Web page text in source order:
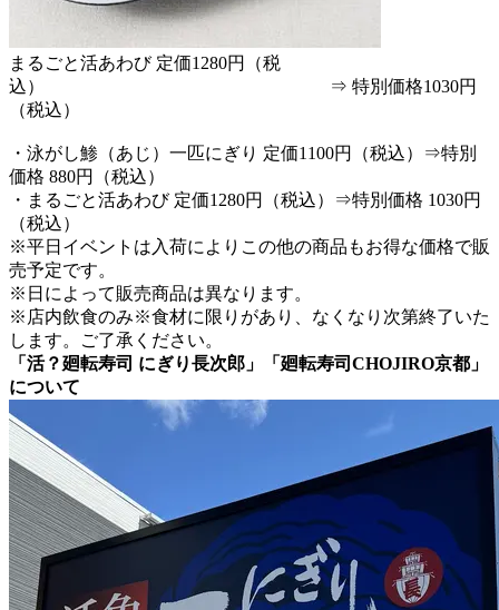
まるごと活あわび 定価1280円（税
込） ⇒ 特別価格1030円
（税込）
・泳がし鯵（あじ）一匹にぎり 定価1100円（税込）⇒特別
価格 880円（税込）
・まるごと活あわび 定価1280円（税込）⇒特別価格 1030円
（税込）
※平日イベントは入荷によりこの他の商品もお得な価格で販
売予定です。
※日によって販売商品は異なります。
※店内飲食のみ※食材に限りがあり、なくなり次第終了いた
します。ご了承ください。
「活？廻転寿司 にぎり長次郎」「廻転寿司CHOJIRO京都」
について